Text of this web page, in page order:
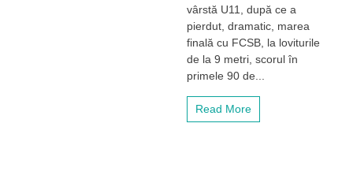
națională
la
U11
vârstă U11, după ce a
pierdut, dramatic, marea
finală cu FCSB, la loviturile
de la 9 metri, scorul în
primele 90 de...
Read More